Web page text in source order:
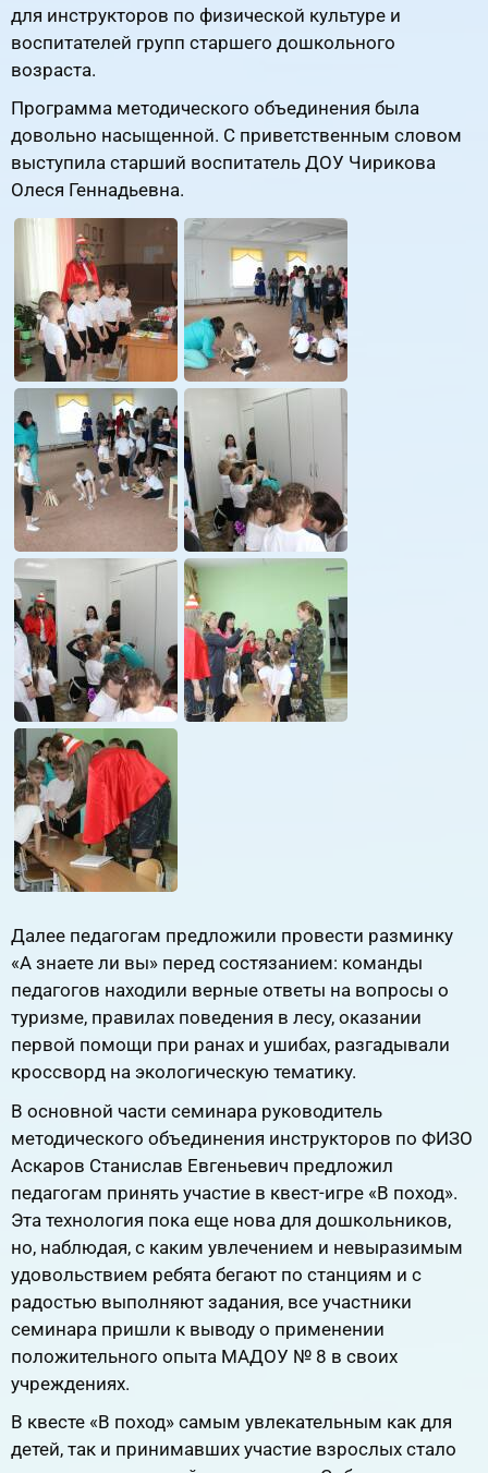
для инструкторов по физической культуре и
воспитателей групп старшего дошкольного
возраста.
Программа методического объединения была
довольно насыщенной. С приветственным словом
выступила старший воспитатель ДОУ Чирикова
Олеся Геннадьевна.
Далее педагогам предложили провести разминку
«А знаете ли вы» перед состязанием: команды
педагогов находили верные ответы на вопросы о
туризме, правилах поведения в лесу, оказании
первой помощи при ранах и ушибах, разгадывали
кроссворд на экологическую тематику.
В основной части семинара руководитель
методического объединения инструкторов по ФИЗО
Аскаров Станислав Евгеньевич предложил
педагогам принять участие в квест-игре «В поход».
Эта технология пока еще нова для дошкольников,
но, наблюдая, с каким увлечением и невыразимым
удовольствием ребята бегают по станциям и с
радостью выполняют задания, все участники
семинара пришли к выводу о применении
положительного опыта МАДОУ № 8 в своих
учреждениях.
В квесте «В поход» самым увлекательным как для
детей, так и принимавших участие взрослых стало